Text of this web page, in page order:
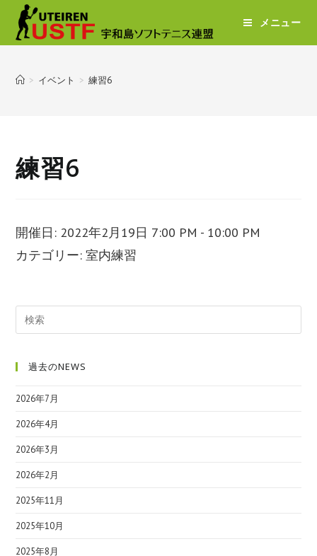
メニュー
> イベント > 練習6
練習6
開催日: 2022年2月19日 7:00 PM - 10:00 PM
カテゴリー:室内練習
過去のNEWS
2026年7月
2026年4月
2026年3月
2026年2月
2025年11月
2025年10月
2025年8月